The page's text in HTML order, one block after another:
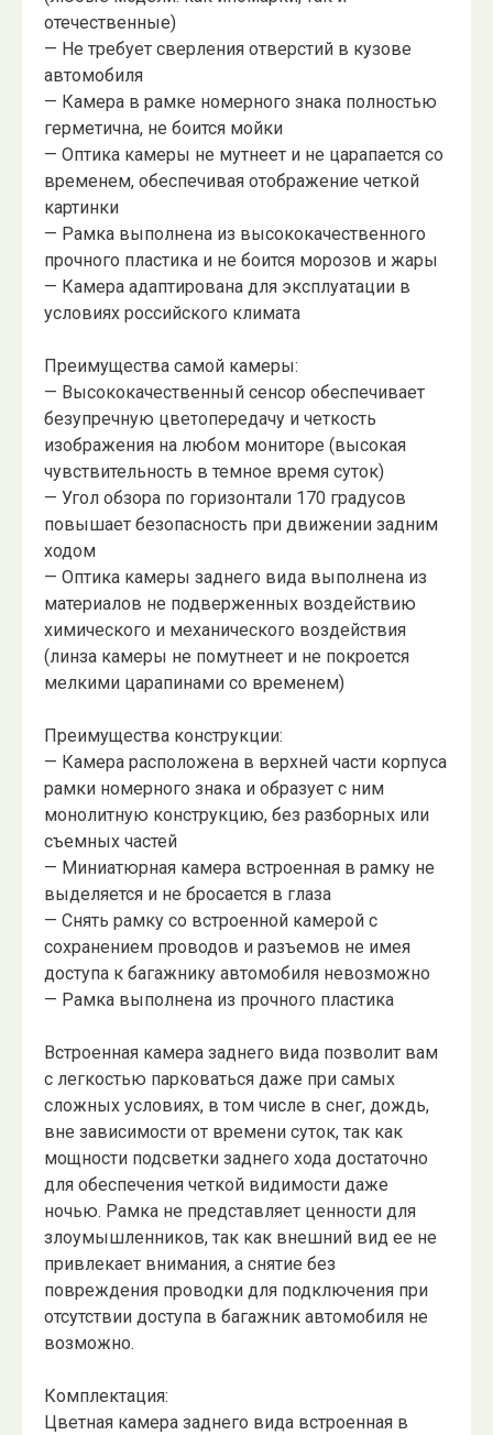
отечественные)
— Не требует сверления отверстий в кузове
автомобиля
— Камера в рамке номерного знака полностью
герметична, не боится мойки
— Оптика камеры не мутнеет и не царапается со
временем, обеспечивая отображение четкой
картинки
— Рамка выполнена из высококачественного
прочного пластика и не боится морозов и жары
— Камера адаптирована для эксплуатации в
условиях российского климата
Преимущества самой камеры:
— Высококачественный сенсор обеспечивает
безупречную цветопередачу и четкость
изображения на любом мониторе (высокая
чувствительность в темное время суток)
— Угол обзора по горизонтали 170 градусов
повышает безопасность при движении задним
ходом
— Оптика камеры заднего вида выполнена из
материалов не подверженных воздействию
химического и механического воздействия
(линза камеры не помутнеет и не покроется
мелкими царапинами со временем)
Преимущества конструкции:
— Камера расположена в верхней части корпуса
рамки номерного знака и образует с ним
монолитную конструкцию, без разборных или
съемных частей
— Миниатюрная камера встроенная в рамку не
выделяется и не бросается в глаза
— Снять рамку со встроенной камерой с
сохранением проводов и разъемов не имея
доступа к багажнику автомобиля невозможно
— Рамка выполнена из прочного пластика
Встроенная камера заднего вида позволит вам
с легкостью парковаться даже при самых
сложных условиях, в том числе в снег, дождь,
вне зависимости от времени суток, так как
мощности подсветки заднего хода достаточно
для обеспечения четкой видимости даже
ночью. Рамка не представляет ценности для
злоумышленников, так как внешний вид ее не
привлекает внимания, а снятие без
повреждения проводки для подключения при
отсутствии доступа в багажник автомобиля не
возможно.
Комплектация:
Цветная камера заднего вида встроенная в